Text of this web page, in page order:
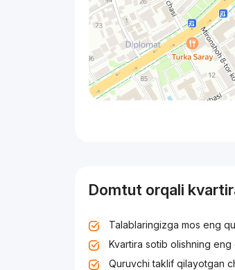
Domtut orqali
Talablaringizga mos eng
Kvartira sotib olishning
Quruvchi taklif qilayotgan